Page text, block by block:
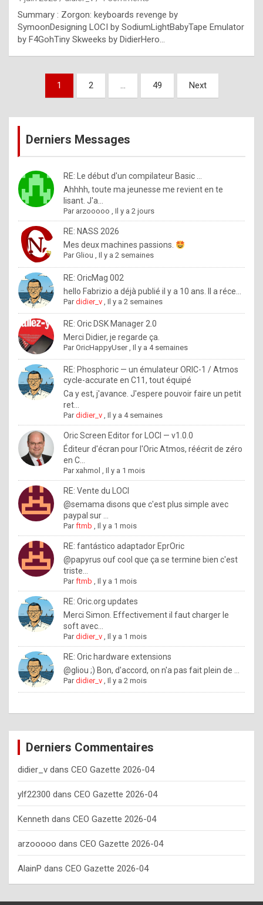
l
e
x
a
%
m
a
d
b
y
o
l
e
x
.
I
f
y
o
u
w
a
n
t
o
n
o
w
h
o
w
o
e
y
o
u
s
h
o
Summary : Zorgon: keyboards revenge by
SymoonDesigning LOCI by SodiumLightBabyTape Emulator
by F4GohTiny Skweeks by DidierHero…
Pagination
publications
1 2 … 49 Next
Derniers Messages
RE: Le début d'un compilateur Basic ...
Ahhhh, toute ma jeunesse me revient en te
lisant. J'a...
Par arzooooo ,Il y a 2 jours
RE: NASS 2026
Mes deux machines passions.
ParGliou ,Il y a 2 semaines
RE: OricMag 002
hello Fabrizio a déjà publié il y a 10 ans. Il a réce...
Pardidier_v ,Il y a 2 semaines
RE: Oric DSK Manager 2.0
Merci Didier, je regarde ça.
ParOricHappyUser,Il y a 4 semaines
RE: Phosphoric — un émulateur ORIC-1 / Atmos
cycle-accurate en C11, tout équipé
Ca y est, j'avance. J'espere pouvoir faire un petit
ret...
Pardidier_v ,Il y a 4 semaines
Oric Screen Editor for LOCI — v1.0.0
Éditeur d'écran pour l'Oric Atmos, réécrit de zéro
en C...
Parxahmol ,Il y a 1 mois
RE: Vente du LOCI
@semama disons que c'est plus simple avec
paypal sur ...
Parftmb ,Il y a 1 mois
RE: fantástico adaptador EprOric
@papyrus ouf cool que ça se termine bien c'est
triste...
Parftmb ,Il y a 1 mois
RE: Oric.org updates
Merci Simon. Effectivement il faut charger le
soft avec...
Pardidier_v ,Il y a 1 mois
RE: Oric hardware extensions
@gliou ;) Bon, d'accord, on n'a pas fait plein de ...
Pardidier_v ,Il y a 2 mois
Derniers Commentaires
didier_v dans CEO Gazette 2026-04
ylf22300 dans CEO Gazette 2026-04
Kenneth dans CEO Gazette 2026-04
arzooooo dans CEO Gazette 2026-04
AlainP dans CEO Gazette 2026-04